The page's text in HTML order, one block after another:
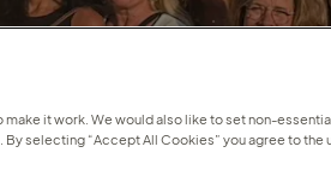
it work. We would also like to set non-
selecting “Accept All Cookies” you agree to the